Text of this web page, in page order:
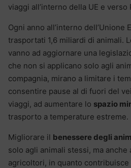
viaggi all’interno della UE e verso
Ogni anno all’interno dell’Unione
trasportati 1,6 miliardi di animali.
vanno ad aggiornare una
che non si applicano solo agli
compagnia, mirano a limitare i
consentire pause al di fuori del
viaggi, ad aumentare lo spazio
trasporto a temperature estreme.
Migliorare il benessere degli
solo agli animali stessi, ma anche
agricoltori, in quanto